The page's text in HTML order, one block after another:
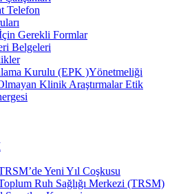
Telefon
Gerekli Formlar
Belgeleri
Kurulu (EPK )Yönetmeliği
Klinik Araştırmalar Etik
Yeni Yıl Coşkusu
Ruh Sağlığı Merkezi (TRSM)